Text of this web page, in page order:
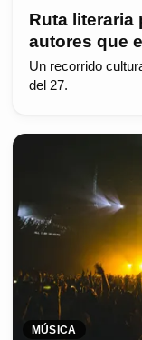
Ruta literaria
autores que
Un recorrido
del 27.
MÚSICA